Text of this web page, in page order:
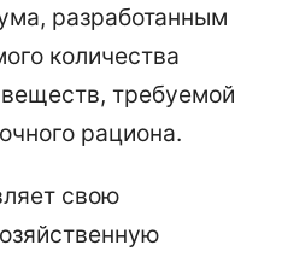
разработанным
количества
требуемой
рациона.
свою